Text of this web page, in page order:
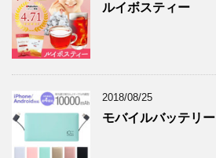
ルイボスティー
2018/08/25
モバイルバッテリー